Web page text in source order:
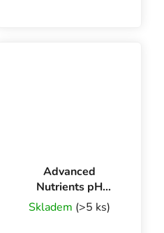
Advanced
Nutrients pH
Perfect Sensi Coco
Bloom A+B 1 l,
Skladem (>5 ks)